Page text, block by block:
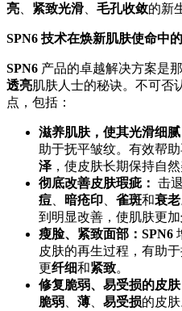
亮
紧致光滑 毛孔收敛的新
SPN6 技术在焕新肌肤使命中
SPN6 产品的卓越解决方案是
透亮肌肤人士的秘诀。不可否
点，包括：
滋养肌肤，使其光滑细
助于抚平皱纹。有效帮
泽，使皮肤长期保持自然
彻底改善皮肤瑕疵： 击
痘
暗疮印 雀斑和衰老
到明显改善，使肌肤更加
瘦脸、紧致面部：SPN6
皮肤的再生过程，有助
更纤细和紧致。
修复脆弱、易受损的皮肤
脆弱
薄 易受损的皮